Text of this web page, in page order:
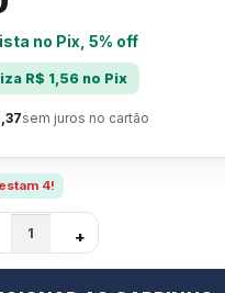
no Pix, 5% off
R$ 1,56 no Pix
sem juros no cartão
4!
+